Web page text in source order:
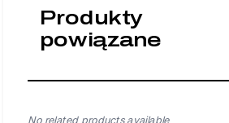
Produkty
powiązane
No related products available